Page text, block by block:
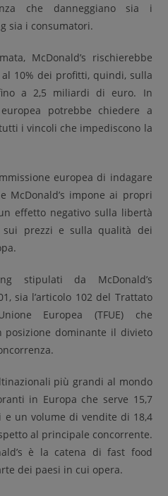
che danneggiano sia i
sia i consumatori.
McDonald’s rischierebbe
10% dei profitti, quindi, sulla
a 2,5 miliardi di euro. In
potrebbe chiedere a
i vincoli che impediscono la
europea di indagare
McDonald’s impone ai propri
effetto negativo sulla libertà
sui prezzi e sulla qualità dei
stipulati da McDonald’s
sia l’articolo 102 del Trattato
Europea (TFUE) che
posizione dominante il divieto
più grandi al mondo
in Europa che serve 15,7
un volume di vendite di 18,4
al principale concorrente.
è la catena di fast food
dei paesi in cui opera.